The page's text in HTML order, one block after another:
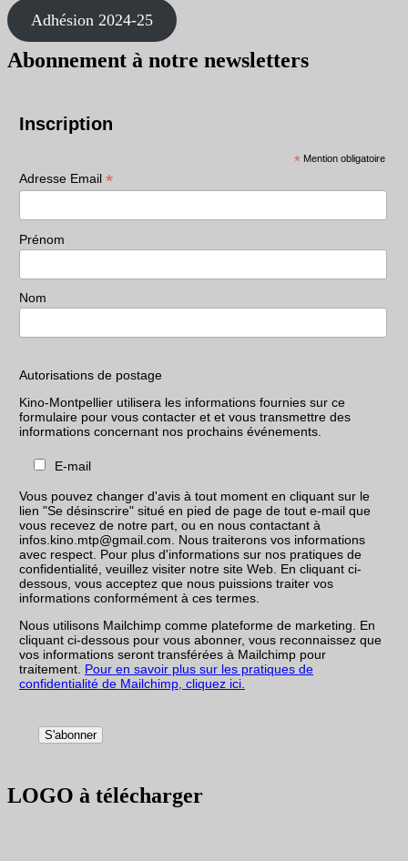
Adhésion 2024-25
Abonnement à notre newsletters
Inscription
* Mention obligatoire
Adresse Email *
Prénom
Nom
Autorisations de postage
Kino-Montpellier utilisera les informations fournies sur ce
formulaire pour vous contacter et et vous transmettre des
informations concernant nos prochains événements.
E-mail
Vous pouvez changer d'avis à tout moment en cliquant sur le
lien "Se désinscrire" situé en pied de page de tout e-mail que
vous recevez de notre part, ou en nous contactant à
infos.kino.mtp@gmail.com. Nous traiterons vos informations
avec respect. Pour plus d'informations sur nos pratiques de
confidentialité, veuillez visiter notre site Web. En cliquant ci-
dessous, vous acceptez que nous puissions traiter vos
informations conformément à ces termes.
Nous utilisons Mailchimp comme plateforme de marketing. En
cliquant ci-dessous pour vous abonner, vous reconnaissez que
vos informations seront transférées à Mailchimp pour
traitement. Pour en savoir plus sur les pratiques de
confidentialité de Mailchimp, cliquez ici.
LOGO à télécharger